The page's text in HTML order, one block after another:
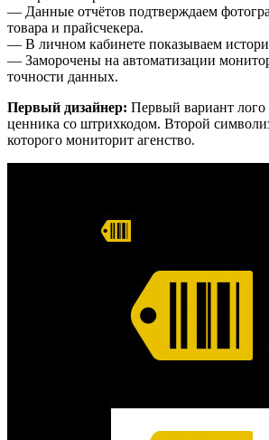
— Данные отчётов подтверждаем
товара и прайсчекера.
— В личном кабинете показываем
— Заморочены на автоматизации
точности данных.
Первый дизайнер: Первый вариант
ценника со штрихкодом. Второй
которого мониторит агенство.